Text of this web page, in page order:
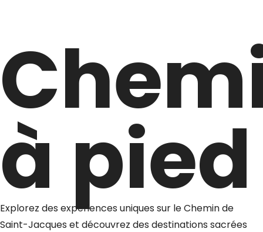
à pied
Explorez des expériences uniques sur le Chemin de
Saint-Jacques et découvrez des destinations sacrées